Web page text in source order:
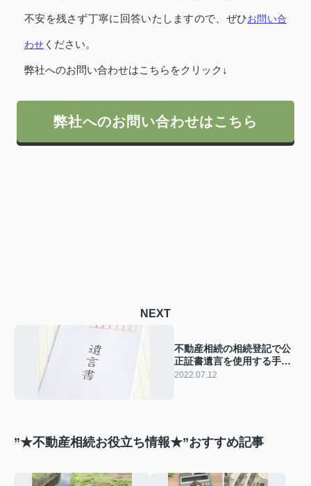
不安を残さず丁寧に回答いたしますので、ぜひお問い合
わせ ください。
弊社へのお問い合わせはこちらをクリック↓
弊社へのお問い合わせはこちら
NEXT
不動産相続の相続登記で公
正証書遺言を使用する手順
とは？必要書類をご紹介
2022.07.12
”★不動産相続お役立ち情報★”おすすめ記事